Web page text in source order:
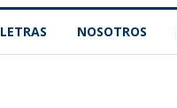
LETRAS NOSOTROS